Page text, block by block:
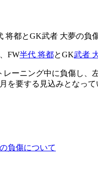
将都とGK武者 大夢の負
FW半代 将都とGK武者
レーニング中に負傷し、
を要する見込みとなって
負傷について